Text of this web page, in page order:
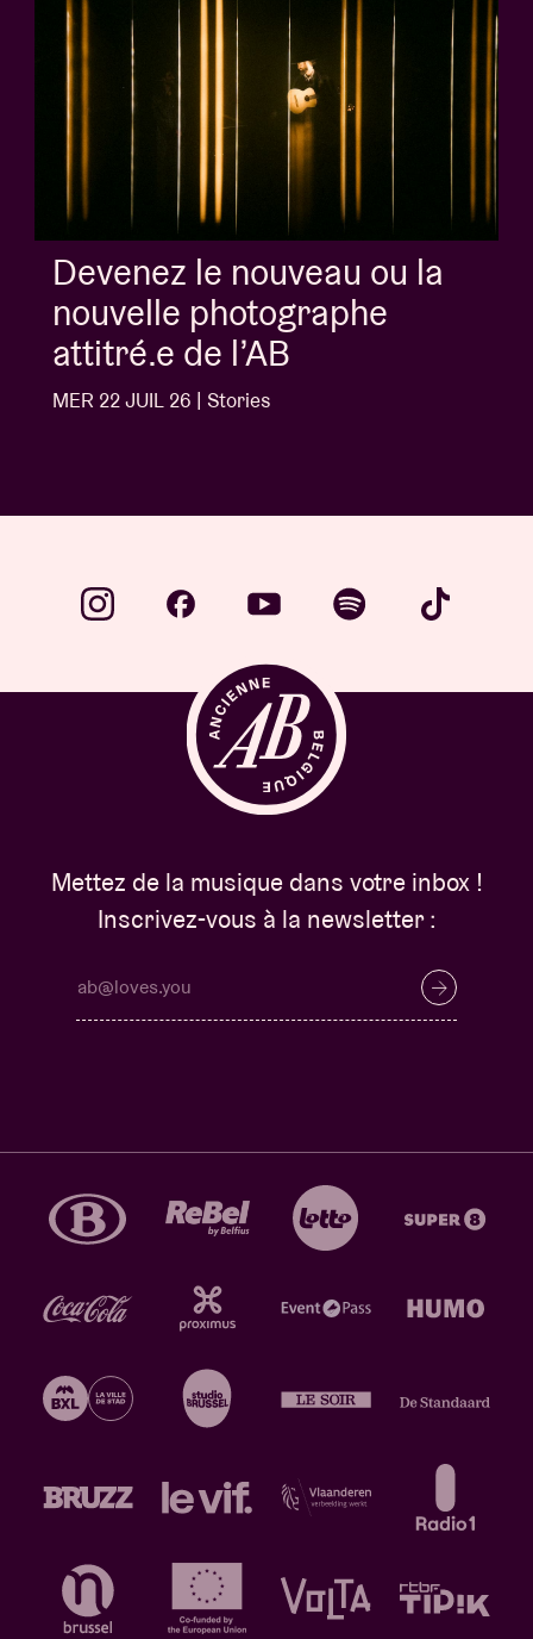
Album of the week:
'Doctrine Of Love' - Jalen
Ngonda
MER 1 JUIL 26 | Stories
Mettez de la musique dans votre inbox !
Inscrivez-vous à la newsletter :